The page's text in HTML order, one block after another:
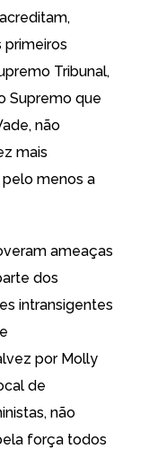
primeiros
Tribunal,
Supremo que
não
mais
pelo menos a
ameaças
dos
intransigentes
por Molly
de
não
força todos